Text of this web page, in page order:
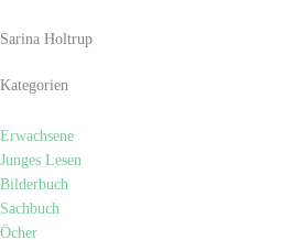
Sarina Holtrup
Kategorien
Erwachsene
Junges Lesen
Bilderbuch
Sachbuch
Öcher